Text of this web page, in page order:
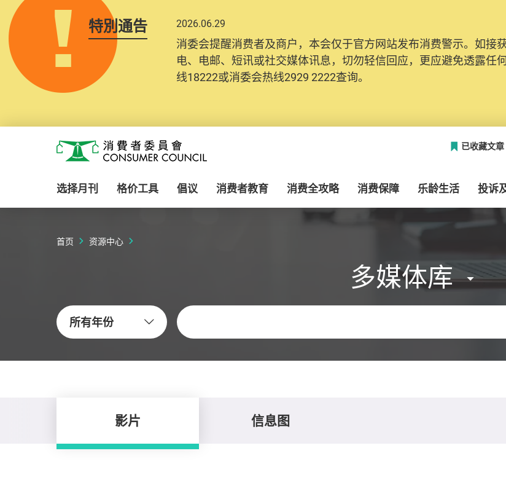
特別通告 2026.06.29
消委会提醒消费者及商户，本会仅于官方网站发布消费警示。如接
电、电邮、短讯或社交媒体讯息，切勿轻信回应，更应避免透露任
线18222或消委会热线2929 2222查询。
2025.10.31
为提升使用者体验及网络安全，本会的投诉处理系统已经进行升级
消费者需要提供基本联络资料（包括姓名、电邮及电话）注册帐户
纪录将清晰整合于帐户中，方便日后作出跟进。
消费者委员会
已收藏文章
选择月刊 格价工具 倡议 消费者教育 消费全攻略 消费保障 乐龄生活 投诉
首页 资源中心
多媒体库
所有年份
关键字
影片 信息图